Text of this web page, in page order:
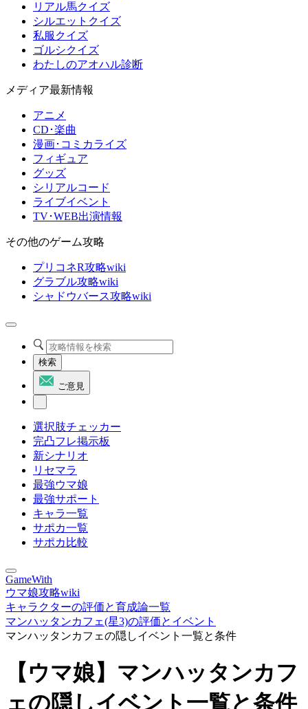
リアル馬クイズ
シルエットクイズ
私服クイズ
ゴルシクイズ
わたしのアオハル診断
メディア最新情報
アニメ
CD･楽曲
漫画･コミカライズ
フィギュア
グッズ
シリアルコード
ライブイベント
TV･WEB出演情報
その他のゲーム攻略
プリコネR攻略wiki
グラブル攻略wiki
シャドウバース攻略wiki
検索
ご意見
選択肢チェッカー
完凸フレ掲示板
新シナリオ
リセマラ
最強ウマ娘
最強サポート
キャラ一覧
サポカ一覧
サポカ比較
GameWith
ウマ娘攻略wiki
キャラクターの評価と育成論一覧
マンハッタンカフェ(星3)の評価とイベント
マンハッタンカフェの隠しイベント一覧と条件
【ウマ娘】マンハッタンカフ
ェの隠しイベント一覧と条件